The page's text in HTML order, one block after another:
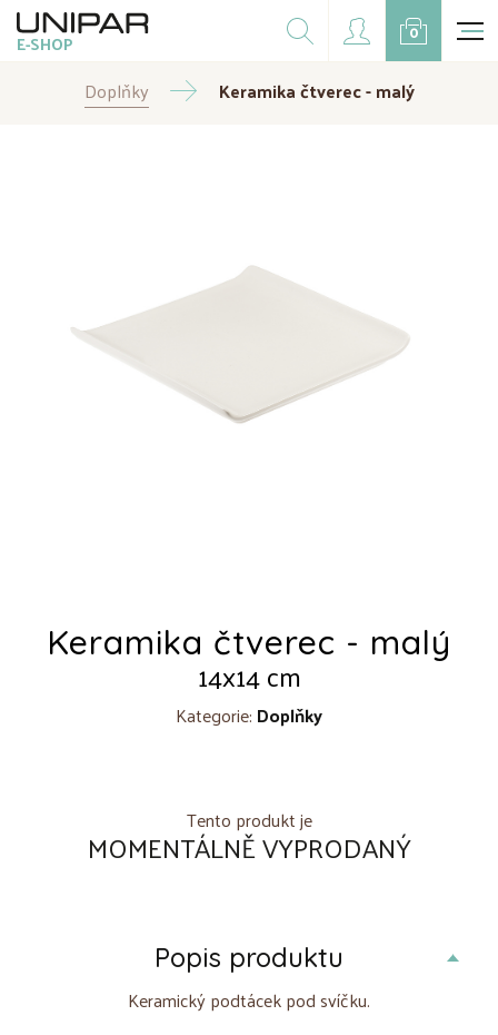
E-SHOP
Dárkové balíčky
Doplňky
CZK EUR
0
Doplňky Keramika čtverec - malý
Keramika čtverec - malý
14x14 cm
Kategorie: Doplňky
Tento produkt je
MOMENTÁLNĚ VYPRODANÝ
Popis produktu
Keramický podtácek pod svíčku.